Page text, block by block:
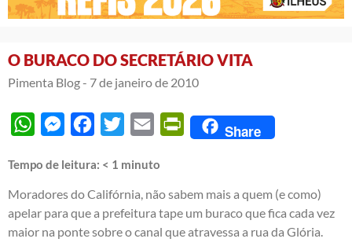
O BURACO DO SECRETÁRIO VITA
Pimenta Blog - 7 de janeiro de 2010
WhatsAppMessengerFacebook
Twitter Email PrintFriendly
Share
Tempo de leitura: < 1 minuto
Moradores do Califórnia, não sabem mais a quem (e como)
apelar para que a prefeitura tape um buraco que fica cada vez
maior na ponte sobre o canal que atravessa a rua da Glória.